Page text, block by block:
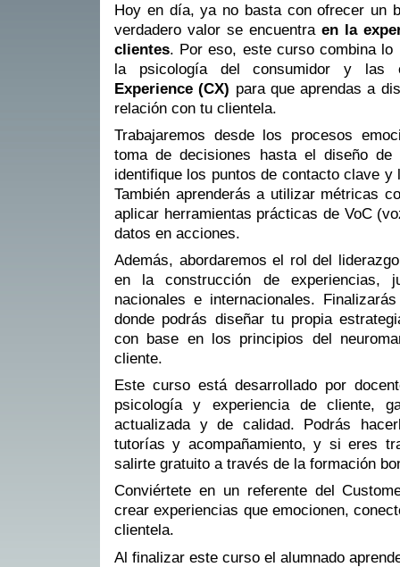
Hoy en día, ya no basta con ofrecer un
verdadero valor se encuentra en la
clientes. Por eso, este curso combina
la psicología del consumidor y las
Experience (CX) para que aprendas a
relación con tu clientela.
Trabajaremos desde los procesos
toma de decisiones hasta el diseño de
identifique los puntos de contacto clave y
También aprenderás a utilizar métricas
aplicar herramientas prácticas de VoC
datos en acciones.
Además, abordaremos el rol del
en la construcción de experiencias,
nacionales e internacionales.
donde podrás diseñar tu propia
con base en los principios del
cliente.
Este curso está desarrollado por
psicología y experiencia de cliente,
actualizada y de calidad. Podrás
tutorías y acompañamiento, y si eres
salirte gratuito a través de la formación
Conviértete en un referente del
crear experiencias que emocionen,
clientela.
Al finalizar este curso el alumnado